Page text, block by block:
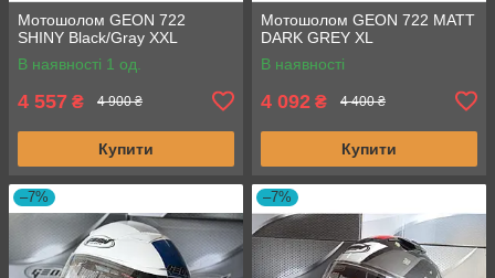
Мотошолом GEON 722
SHINY Black/Gray XXL
В наявності 1 од.
4 557 ₴ 4 900 ₴
Купити
Мотошолом GEON 722 MATT
DARK GREY XL
В наявності
4 092 ₴ 4 400 ₴
Купити
–7% –7%